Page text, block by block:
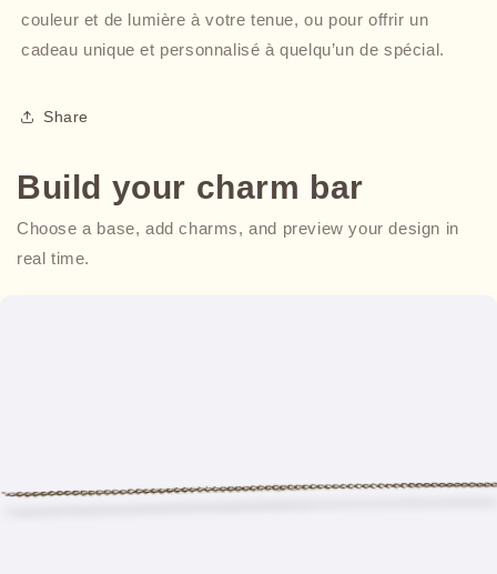
couleur et de lumière à votre tenue, ou pour offrir un
cadeau unique et personnalisé à quelqu’un de spécial.
Share
Build your charm bar
Choose a base, add charms, and preview your design in
real time.